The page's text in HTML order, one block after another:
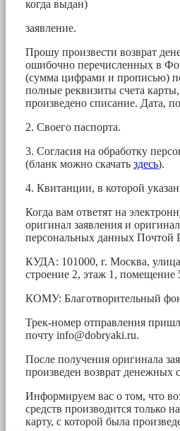
когда выдан)
заявление.
Прошу произвести возврат
ошибочно перечисленных в
(сумма цифрами и прописью)
полные реквизиты счета
произведено списание. Дата,
2. Своего паспорта.
3. Согласия на обработку
(бланк можно скачать здесь).
4. Квитанции, в которой
Когда вам ответят на
оригинал заявления и
персональных данных Почтой
КУДА: 101000, г. Москва,
строение 2, этаж 1, помещение
КОМУ: Благотворительный
Трек-номер отправления
почту info@dobryaki.ru.
После получения оригинала
произведен возврат денежных
Информируем вас о том, что
средств производится только
карту, с которой была